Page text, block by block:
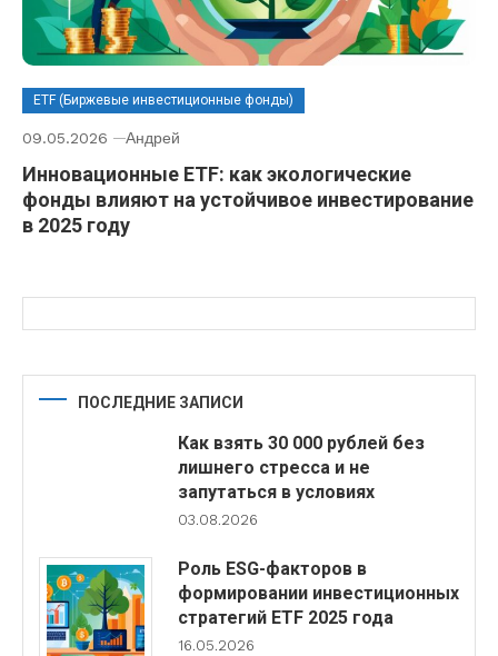
ETF (Биржевые инвестиционные фонды)
09.05.2026 Андрей
Инновационные ETF: как экологические
фонды влияют на устойчивое инвестирование
в 2025 году
ПОСЛЕДНИЕ ЗАПИСИ
Как взять 30 000 рублей без
лишнего стресса и не
запутаться в условиях
03.08.2026
Роль ESG-факторов в
формировании инвестиционных
стратегий ETF 2025 года
16.05.2026